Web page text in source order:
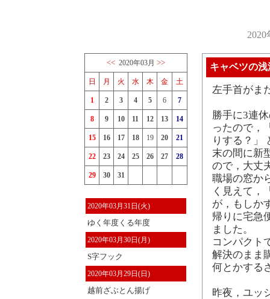
<< 2020年03月 >>
日 月 火 水 木 金 土
1 2 3 4 5 6 7
8 9 10 11 12 13 14
15 16 17 18 19 20 21
22 23 24 25 26 27 28
29 30 31
2020年03月31日(火)
ゆく年度くる年度
2020年03月30日(月)
S字フック
2020年03月29日(日)
越前ざぶとん揚げ
キャベツの浅
左手首がま
勝手に3連
ったので，
りする？」
末の間に新
ので，大丈
職場の窓か
く見えて，
が，もしか
帰りに宅急
ました。
コンパクト
解決のまま
何とかする
昨夜，ユッ